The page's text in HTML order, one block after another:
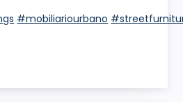
#mobiliariourbano